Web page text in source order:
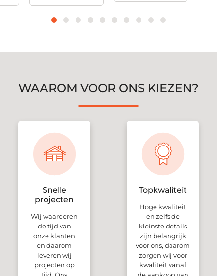
WAAROM VOOR ONS KIEZEN?
Snelle
projecten
Wij waarderen
de tijd van
onze klanten
en daarom
leveren wij
projecten op
Topkwaliteit
Hoge kwaliteit
en zelfs de
kleinste details
zijn belangrijk
voor ons, daarom
zorgen wij voor
kwaliteit vanaf